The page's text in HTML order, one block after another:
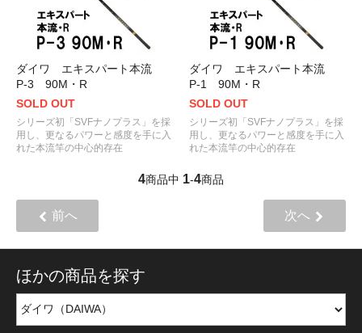
ダイワ エキスパート本流
P-3 90M・R
SOLD OUT
シリーズ初「SVFナノプラス」を採
用し、更なるパワーと感度を手に入
れた本流竿の中心的存在
ダイワ エキスパート本流
P-1 90M・R
SOLD OUT
シリーズ初「SVFナノプラス」を採
用し、更なるパワーと感度を手に入
れた本流竿の中心的存在
4商品中 1-4商品
前へ 次へ
ほかの商品を探す